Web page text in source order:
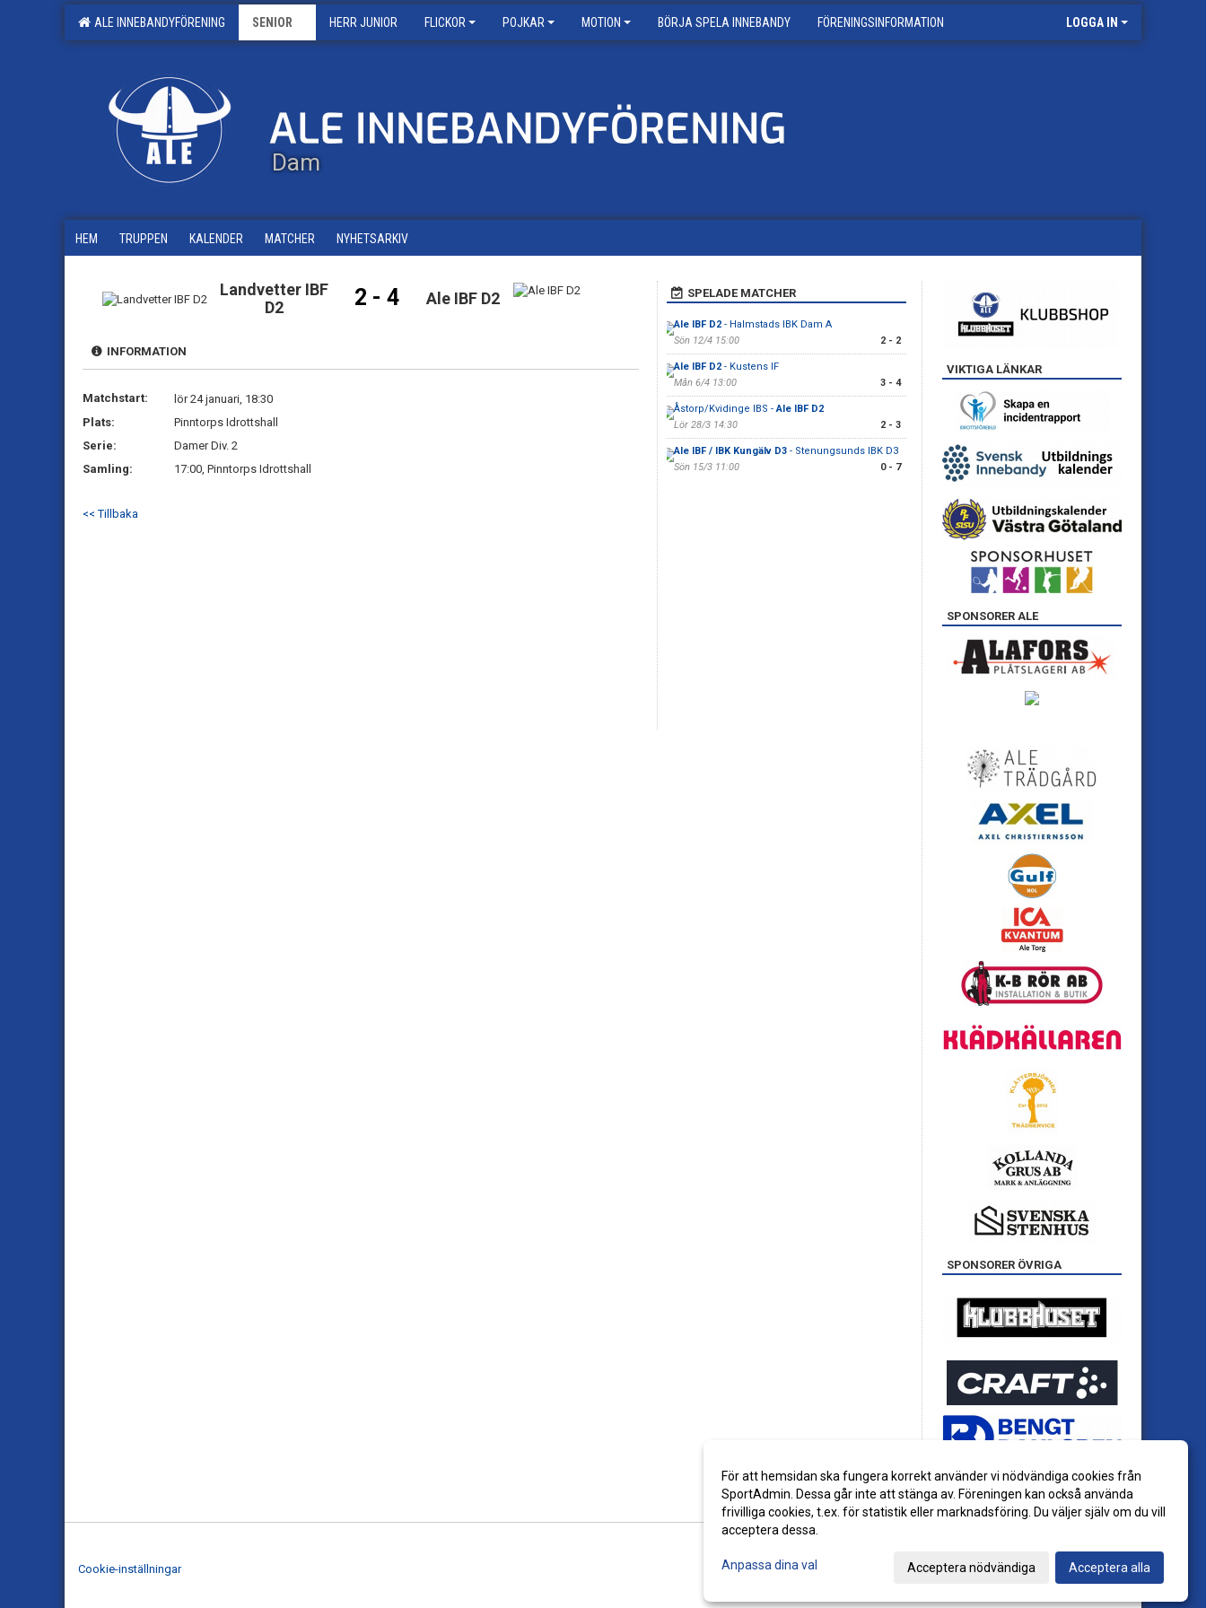
ALE INNEBANDYFÖRENING SENIOR HERR JUNIOR FLICKOR POJKAR MOTION BÖRJA SPELA INNEBANDY FÖRENINGSINFORMATION LOGGA IN
Dam
HEM TRUPPEN KALENDER MATCHER NYHETSARKIV
Landvetter IBF
D2
2 - 4 Ale IBF D2
INFORMATION
Matchstart:
lör 24 januari, 18:30
Plats:
Pinntorps Idrottshall
Serie:
Damer Div. 2
Samling:
17:00, Pinntorps Idrottshall
<< Tillbaka
SPELADE MATCHER
Ale IBF D2- Halmstads IBK Dam A
Sön 12/4 15:00
2 - 2
Ale IBF D2- Kustens IF
Mån 6/4 13:00
3 - 4
Åstorp/Kvidinge IBS -Ale IBF D2
Lör 28/3 14:30
2 - 3
Ale IBF / IBK Kungälv D3- Stenungsunds IBK D3
Sön 15/3 11:00
0 - 7
VIKTIGA LÄNKAR
SPONSORER ALE
SPONSORER ÖVRIGA
Cookie-inställningar
För att hemsidan ska fungera korrekt använder vi nödvändiga cookies från
SportAdmin. Dessa går inte att stänga av. Föreningen kan också använda
frivilliga cookies, t.ex. för statistik eller marknadsföring. Du väljer själv om du vill
acceptera dessa.
Anpassa dina val Acceptera nödvändiga Acceptera alla